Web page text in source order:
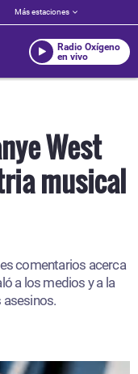
Más estaciones
Radio Oxígeno
en vivo
West
musical
comentarios acerca
a los medios y a la